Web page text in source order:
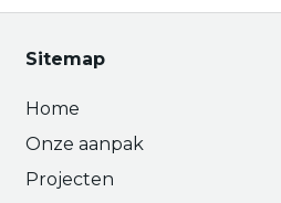
Sitemap
Home
Onze aanpak
Projecten